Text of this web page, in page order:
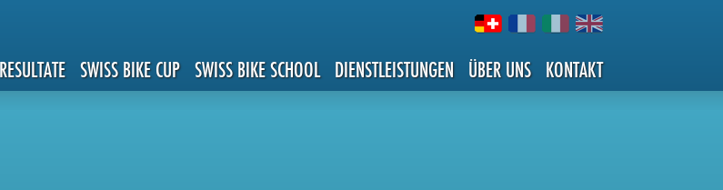
RESULTATE SWISS BIKE CUP SWISS BIKE SCHOOL DIENSTLEISTUNGEN ÜBER UNS KONTAKT